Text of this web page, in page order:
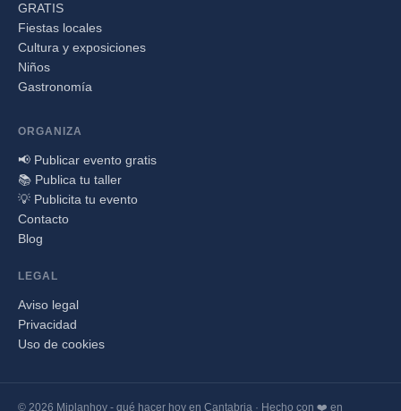
GRATIS
Fiestas locales
Cultura y exposiciones
Niños
Gastronomía
ORGANIZA
📢 Publicar evento gratis
📚 Publica tu taller
💡 Publicita tu evento
Contacto
Blog
LEGAL
Aviso legal
Privacidad
Uso de cookies
© 2026 Miplanhoy - qué hacer hoy en Cantabria · Hecho con ❤️ en